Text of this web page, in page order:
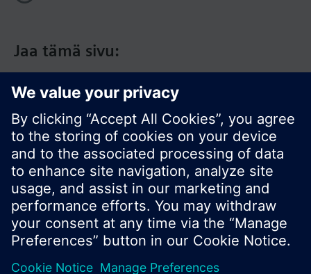
Jaa tämä sivu:
© Siemens Switzerland Ltd. 2017